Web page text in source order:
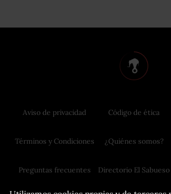
Aviso de privacidad
Términos y Condiciones
Preguntas frecuentes
Código de ética
¿Quiénes somos?
Directorio El Sabueso